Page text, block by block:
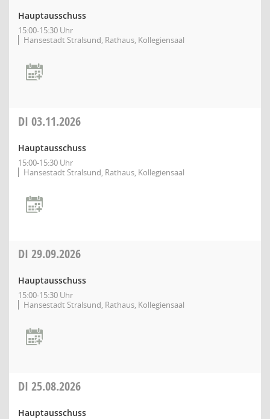
Hauptausschuss
15:00-15:30 Uhr
Hansestadt Stralsund, Rathaus, Kollegiensaal
DI 03.11.2026
Hauptausschuss
15:00-15:30 Uhr
Hansestadt Stralsund, Rathaus, Kollegiensaal
DI 29.09.2026
Hauptausschuss
15:00-15:30 Uhr
Hansestadt Stralsund, Rathaus, Kollegiensaal
DI 25.08.2026
Hauptausschuss